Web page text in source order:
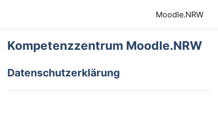
Moodle.NRW
Kompetenzzentrum Moodle.NRW
Datenschutzerklärung